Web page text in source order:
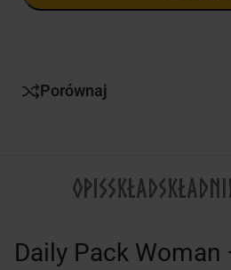
Porównaj
OPISSKŁAD
Daily Pack